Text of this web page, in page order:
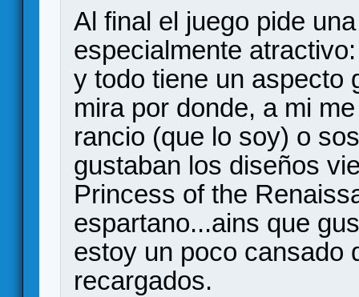
Al final el juego pide
especialmente
y todo tiene un aspecto
mira por donde, a mi
rancio (que lo soy) o
gustaban los diseños
Princess of the
espartano...ains que
estoy un poco cansado
recargados.